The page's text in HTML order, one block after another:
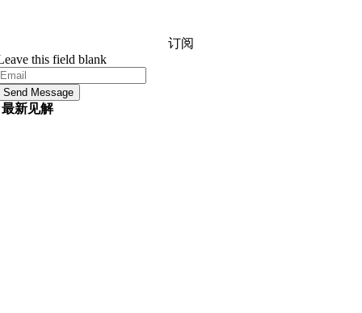
订阅
this field blank
Send Message
最新见解